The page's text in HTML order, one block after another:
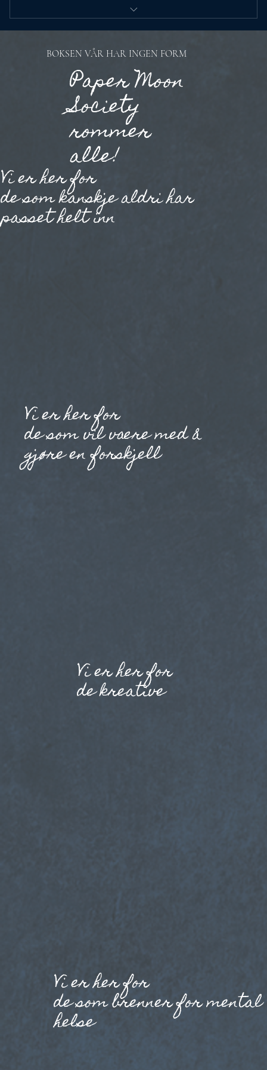
Nyhetsbrev
Early-bird-billetter på utvalgte arrangementer
BOKSEN VÅR HAR INGEN FORM
Paper Moon
Society
rommer
alle!
Vi er her for
de som vil være med å
gjøre en forskjell
Vi er her for
de kreative
Vi er her for
de som kanskje aldri har
passet helt inn
Vi er her for
de som brenner for mental
helse